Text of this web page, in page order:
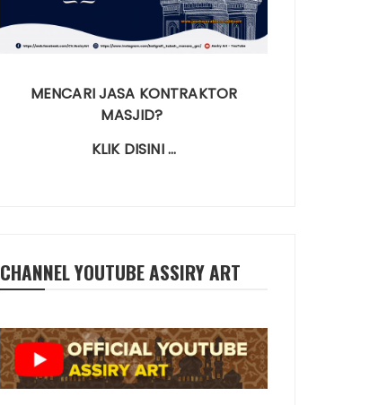
MENCARI JASA KONTRAKTOR
MASJID?
KLIK DISINI …
CHANNEL YOUTUBE ASSIRY ART